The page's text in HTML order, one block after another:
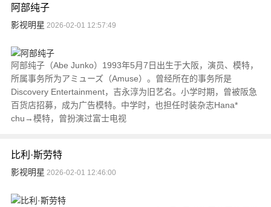
阿部纯子
影视明星 2026-02-01 12:57:49
阿部纯子（Abe Junko）1993年5月7日出生于大阪，演员、模特，
所属事务所为アミューズ（Amuse）。曾经所在的事务所是
Discovery Entertainment，吉永淳为旧艺名。小学时期，曾被阪急
百货店招募，成为广告模特。中学时，也担任时装杂志Hana*
chu→模特，曾扮演过富士电视
比利·斯劳特
影视明星 2026-02-01 12:46:00